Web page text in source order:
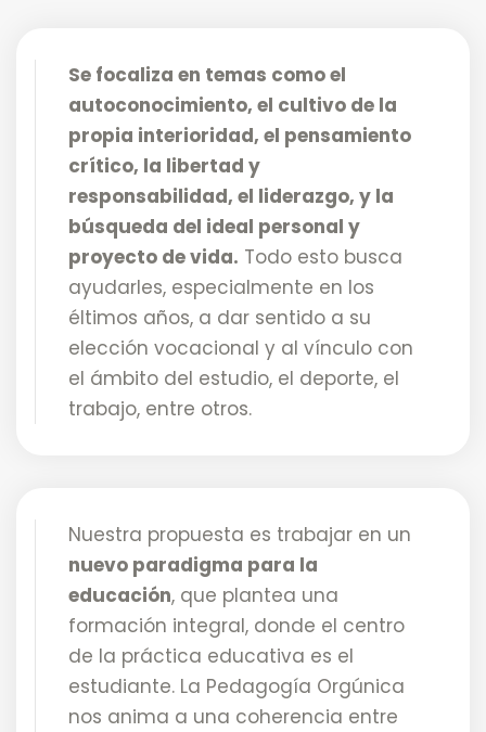
Se focaliza en temas como el
autoconocimiento, el cultivo de la
propia interioridad, el pensamiento
crítico, la libertad y
responsabilidad, el liderazgo, y la
búsqueda del ideal personal y
proyecto de vida. Todo esto busca
ayudarles, especialmente en los
éltimos años, a dar sentido a su
elección vocacional y al vínculo con
el ámbito del estudio, el deporte, el
trabajo, entre otros.
Nuestra propuesta es trabajar en un
nuevo paradigma para la
educación, que plantea una
formación integral, donde el centro
de la práctica educativa es el
estudiante. La Pedagogía Orgúnica
nos anima a una coherencia entre